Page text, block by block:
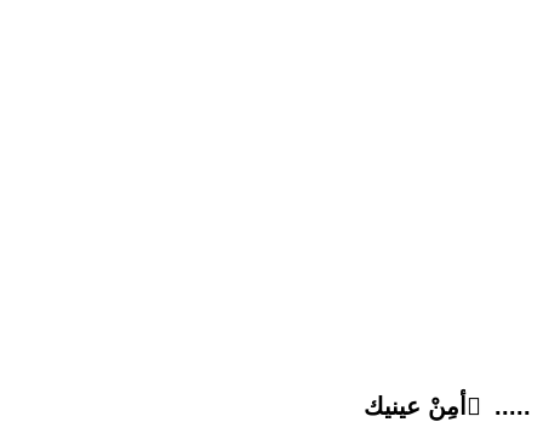
أمِنْ عينيك ِ .....